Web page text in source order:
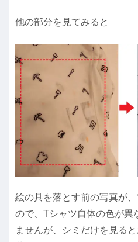
他の部分を見てみると
絵の具を落とす前の写真が
ので、Tシャツ自体の色が異
ませんが、シミだけを見る